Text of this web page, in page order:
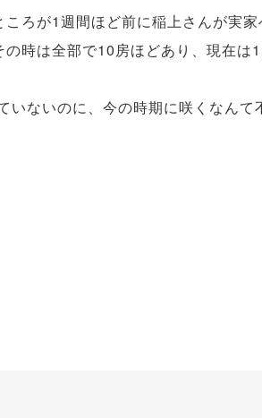
ころが1週間ほど前に稲上さんが実
の時は全部で10房ほどあり、現在は1
いないのに、今の時期に咲くなん